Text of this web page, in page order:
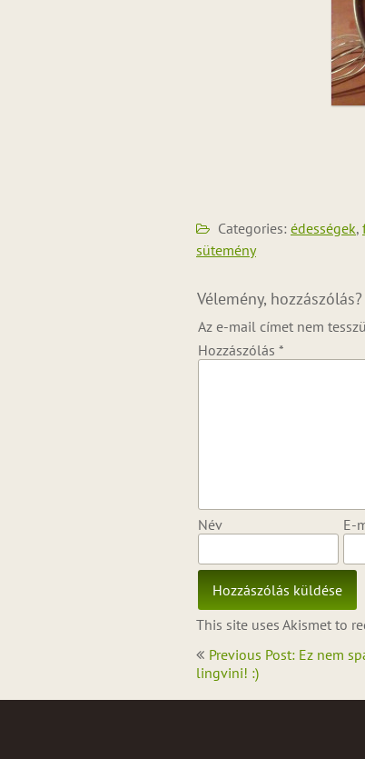
Categories: édességek,
sütemény
Vélemény, hozzászólás?
Az e-mail címet nem
Hozzászólás *
Név E-
This site uses Akismet to
Bejegyzés
navigáció
Previous Post: Ez nem
lingvini! :)